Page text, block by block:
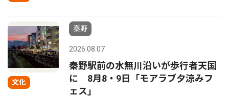
文化
秦野
2026.08.07
秦野駅前の水無川沿いが歩行者天国
に 8月8・9日「モアラブ夕涼みフ
ェス」